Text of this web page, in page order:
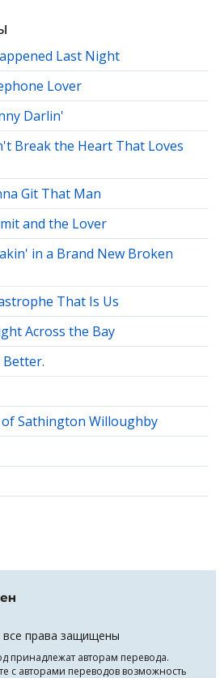
Last Night
Lover
Darlin'
Break the Heart That Loves
Git That Man
and the Lover
in a Brand New Broken
That Is Us
Across the Bay
Better.
Sathington Willoughby
права защищены
принадлежат авторам перевода.
с авторами переводов возможность